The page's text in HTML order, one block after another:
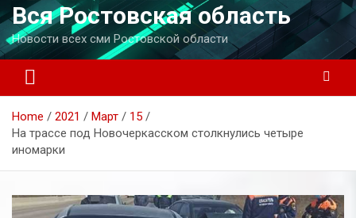
Вся Ростовская область
Новости всех сми Ростовской области
Home 2021 Март
15
На трассе под Новочеркасском столкнулись четыре
иномарки